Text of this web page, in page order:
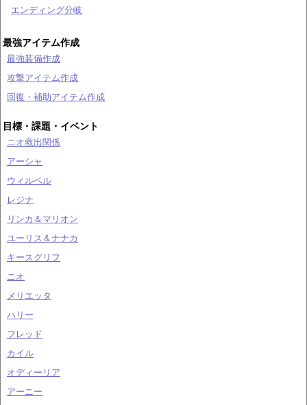
エンディング分岐
最強アイテム作成
最強装備作成
攻撃アイテム作成
回復・補助アイテム作成
目標・課題・イベント
ニオ救出関係
アーシャ
ウィルベル
レジナ
リンカ＆マリオン
ユーリス＆ナナカ
キースグリフ
ニオ
メリエッタ
ハリー
フレッド
カイル
オディーリア
アーニー